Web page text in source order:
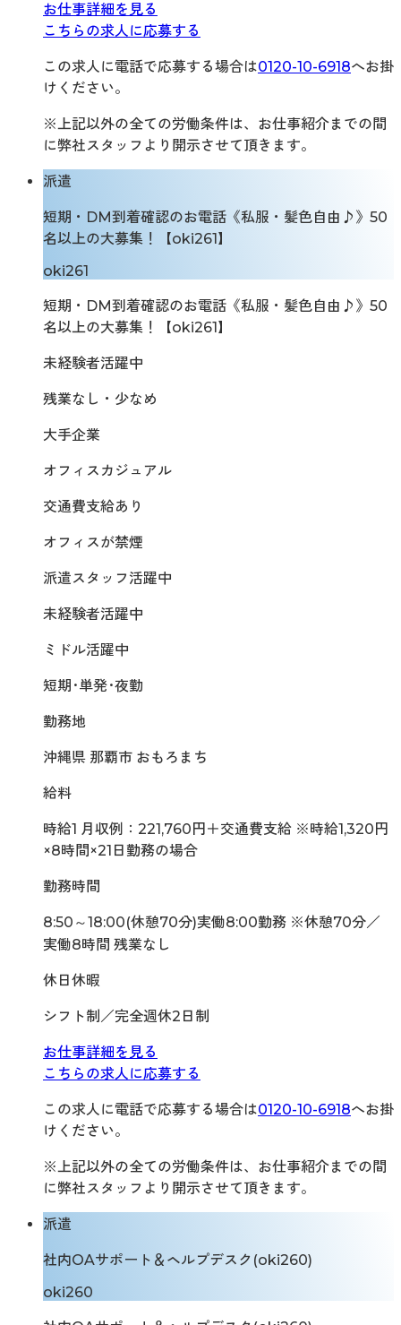
お仕事詳細を見る
こちらの求人に応募する
この求人に電話で応募する場合は0120-10-6918へお掛
けください。
※上記以外の全ての労働条件は、お仕事紹介までの間
に弊社スタッフより開示させて頂きます。
派遣
短期・DM到着確認のお電話《私服・髪色自由♪》50
名以上の大募集！【oki261】
oki261
短期・DM到着確認のお電話《私服・髪色自由♪》50
名以上の大募集！【oki261】
未経験者活躍中
残業なし・少なめ
大手企業
オフィスカジュアル
交通費支給あり
オフィスが禁煙
派遣スタッフ活躍中
未経験者活躍中
ミドル活躍中
短期･単発･夜勤
勤務地
沖縄県 那覇市 おもろまち
給料
時給1 月収例：221,760円＋交通費支給 ※時給1,320円
×8時間×21日勤務の場合
勤務時間
8:50～18:00(休憩70分)実働8:00勤務 ※休憩70分／
実働8時間 残業なし
休日休暇
シフト制／完全週休2日制
お仕事詳細を見る
こちらの求人に応募する
この求人に電話で応募する場合は0120-10-6918へお掛
けください。
※上記以外の全ての労働条件は、お仕事紹介までの間
に弊社スタッフより開示させて頂きます。
派遣
社内OAサポート＆ヘルプデスク(oki260)
oki260